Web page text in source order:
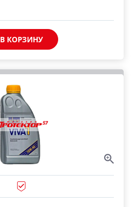
В КОРЗИНУ